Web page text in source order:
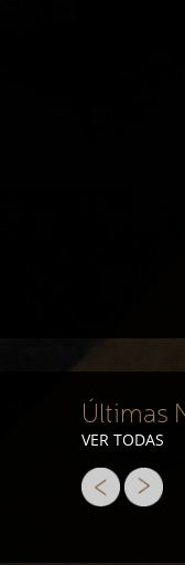
Últimas
VER TODAS